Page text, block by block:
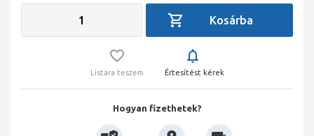
Listára teszem Értesítést kérek
Hogyan fizethetek?